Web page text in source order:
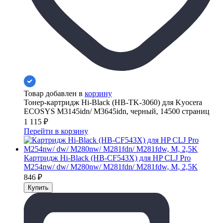
Товар добавлен в корзину
Тонер-картридж Hi-Black (HB-TK-3060) для Kyocera
ECOSYS M3145idn/ M3645idn, черный, 14500 страниц
1 115 ₽
Перейти в корзину
Картридж Hi-Black (HB-CF543X) для HP CLJ Pro
M254nw/ dw/ M280nw/ M281fdn/ M281fdw, M, 2,5K
846 ₽